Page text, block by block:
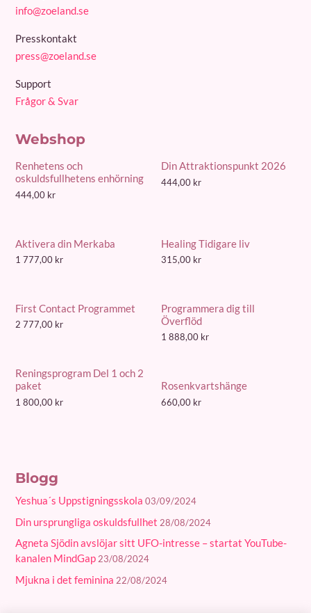
info@zoeland.se
Presskontakt
press@zoeland.se
Support
Frågor & Svar
Webshop
Renhetens och
oskuldsfullhetens enhörning
444,00 kr
Din Attraktionspunkt 2026
444,00 kr
Aktivera din Merkaba
1 777,00 kr
Healing Tidigare liv
315,00 kr
First Contact Programmet
2 777,00 kr
Programmera dig till
Överflöd
1 888,00 kr
Reningsprogram Del 1 och 2
paket
1 800,00 kr
Rosenkvartshänge
660,00 kr
Blogg
Yeshua´s Uppstigningsskola 03/09/2024
Din ursprungliga oskuldsfullhet 28/08/2024
Agneta Sjödin avslöjar sitt UFO-intresse – startat YouTube-
kanalen MindGap 23/08/2024
Mjukna i det feminina 22/08/2024